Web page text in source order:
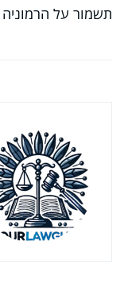
תשמור על